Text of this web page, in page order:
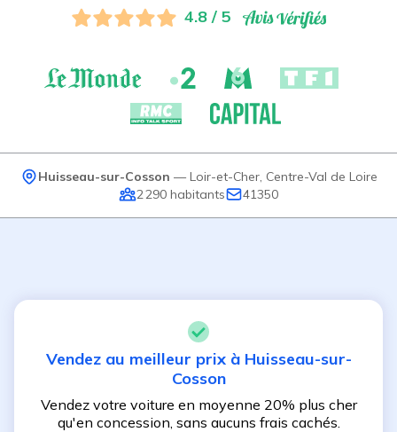
4.8 / 5
Huisseau-sur-Cosson — Loir-et-Cher, Centre-Val de Loire
2 290 habitants 41350
Vendez au meilleur prix à Huisseau-sur-
Cosson
Vendez votre voiture en moyenne 20% plus cher
qu'en concession, sans aucuns frais cachés.